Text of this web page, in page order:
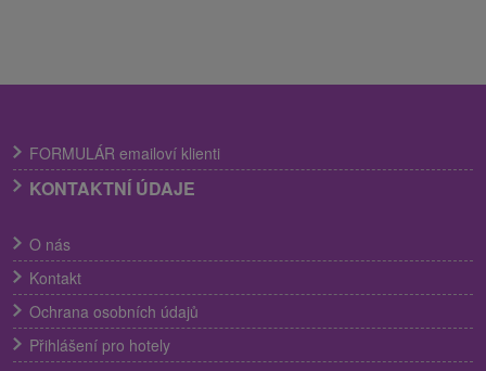
FORMULÁR emailoví klienti
KONTAKTNÍ ÚDAJE
O nás
Kontakt
Ochrana osobních údajů
Přihlášení pro hotely